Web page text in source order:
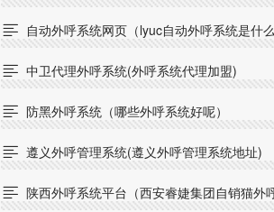
 自动外呼系统网页（lyuc自动外呼系统是什
 中卫代理外呼系统(外呼系统代理加盟)
 防黑外呼系统（哪些外呼系统好呢）
 遵义外呼管理系统(遵义外呼管理系统地址)
 陕西外呼系统平台（西安睿婕集团自销猫外